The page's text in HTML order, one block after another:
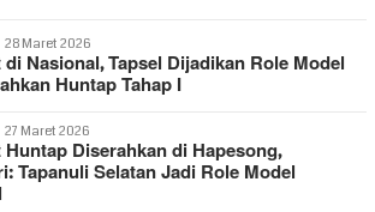
28 Maret 2026
Nasional, Tapsel Dijadikan Role Model
Huntap Tahap I
27 Maret 2026
Diserahkan di Hapesong,
Tapanuli Selatan Jadi Role Model